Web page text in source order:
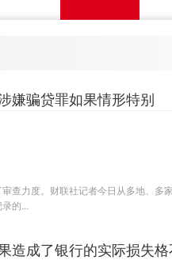
嫌骗贷罪如果情形特别
查力度。财联社记者今日从多地、
的...
造成了银行的实际损失